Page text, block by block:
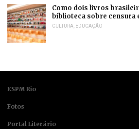
Como dois livros
biblioteca sobre censura
CULTURA, EDUCAÇÃO
ESPM Rio
Fotos
Portal Literário